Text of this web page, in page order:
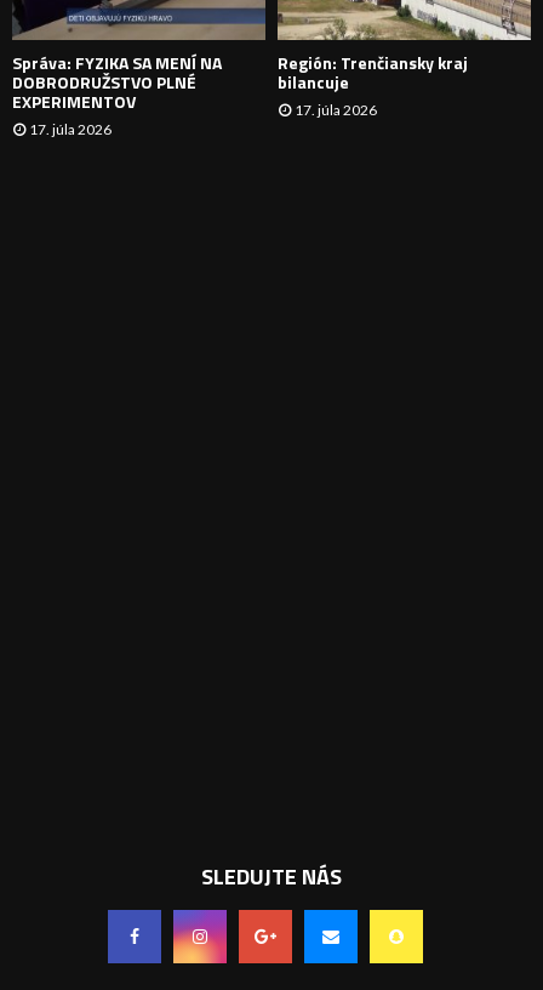
E
Správa: FYZIKA SA MENÍ NA
DOBRODRUŽSTVO PLNÉ
EXPERIMENTOV
17. júla 2026
Región: Trenčiansky kraj
bilancuje
17. júla 2026
SLEDUJTE NÁS